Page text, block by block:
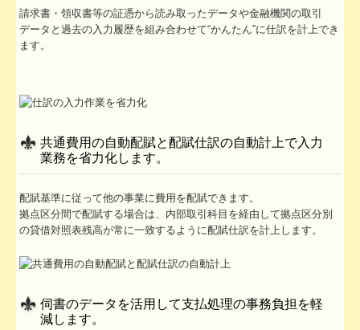
請求書・領収書等の証憑から読み取ったデータや金融機関の取引
データと過去の入力履歴を組み合わせて“かんたん”に仕訳を計上でき
ます。
共通費用の自動配賦と配賦仕訳の自動計上で入力
業務を省力化します。
配賦基準に従って他の事業に費用を配賦できます。
拠点区分間で配賦する場合は、内部取引科目を経由して拠点区分別
の貸借対照表残高が常に一致するように配賦仕訳を計上します。
伺書のデータを活用して支払処理の事務負担を軽
減します。